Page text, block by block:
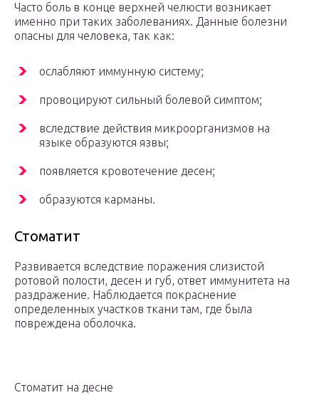
Часто боль в конце верхней челюсти возникает
именно при таких заболеваниях. Данные болезни
опасны для человека, так как:
ослабляют иммунную систему;
провоцируют сильный болевой симптом;
вследствие действия микроорганизмов на
языке образуются язвы;
появляется кровотечение десен;
образуются карманы.
Стоматит
Развивается вследствие поражения слизистой
ротовой полости, десен и губ, ответ иммунитета на
раздражение. Наблюдается покраснение
определенных участков ткани там, где была
повреждена оболочка.
Стоматит на десне